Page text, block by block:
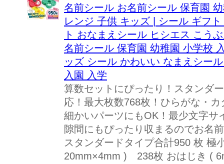
名前シール お名前シール 保育園
レンジ 子供 キッズ | シール ギフ
ト おなまえシール ヒシエス こう
名前シール 保育園 幼稚園 小学校
ッズ シール かわいい なまえシー
入園 入学
算数セットにぴったり！スタンダ
応！最大枚数768枚！ひらがな・
細かいパーツにもOK！最少文字
隙間にもぴったり収まるのでお名
スタンダードタイプ合計950 枚
20mm×4mm ) 238枚 おはじき (